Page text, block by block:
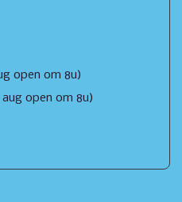
open om 8u)
open om 8u)